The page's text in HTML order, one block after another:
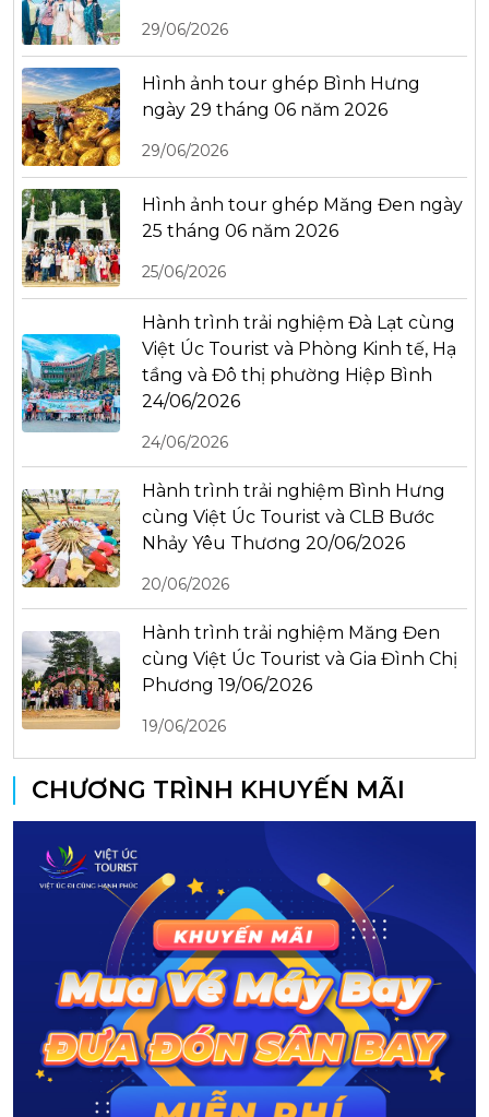
29/06/2026
Hình ảnh tour ghép Bình Hưng
ngày 29 tháng 06 năm 2026
29/06/2026
Hình ảnh tour ghép Măng Đen ngày
25 tháng 06 năm 2026
25/06/2026
Hành trình trải nghiệm Đà Lạt cùng
Việt Úc Tourist và Phòng Kinh tế, Hạ
tầng và Đô thị phường Hiệp Bình
24/06/2026
24/06/2026
Hành trình trải nghiệm Bình Hưng
cùng Việt Úc Tourist và CLB Bước
Nhảy Yêu Thương 20/06/2026
20/06/2026
Hành trình trải nghiệm Măng Đen
cùng Việt Úc Tourist và Gia Đình Chị
Phương 19/06/2026
19/06/2026
CHƯƠNG TRÌNH KHUYẾN MÃI